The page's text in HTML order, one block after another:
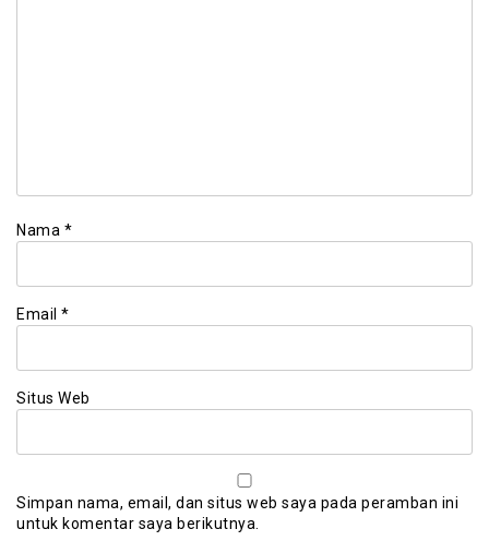
Nama *
Email *
Situs Web
Simpan nama, email, dan situs web saya pada peramban ini
untuk komentar saya berikutnya.